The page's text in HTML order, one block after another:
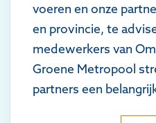
voeren en onze
en provincie, te
medewerkers van
Groene Metropool
partners een